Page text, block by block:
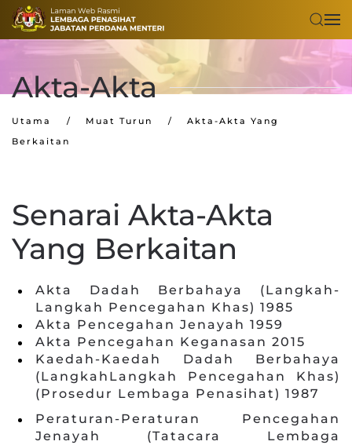
Skip to main content
Akta-Akta
Utama Muat Turun
Akta-Akta Yang
Berkaitan
Senarai Akta-Akta
Yang Berkaitan
Akta Dadah Berbahaya (Langkah-
Langkah Pencegahan Khas) 1985
Akta Pencegahan Jenayah 1959
Akta Pencegahan Keganasan 2015
Kaedah-Kaedah Dadah Berbahaya
(LangkahLangkah Pencegahan Khas)
(Prosedur Lembaga Penasihat) 1987
Peraturan-Peraturan Pencegahan
Jenayah (Tatacara Lembaga